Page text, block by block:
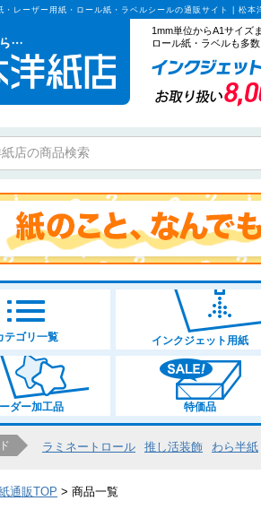
・レーザー用紙・ロール紙・ラベルシールの通販サイト | 松本
1mm単位からA1サイズ
ロール紙・ラベルも多
テゴリ一覧 インクジェット用紙
ダー加工品 特価品
ラミネートロール 推し活装飾 わら半紙
通販TOP 商品一覧
価格
プリンタ種
サイズ
指定なし
L判・2L
カラー